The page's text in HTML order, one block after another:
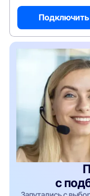
Подключить
с